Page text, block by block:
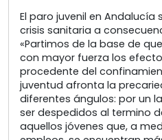
El paro juvenil en
crisis sanitaria a
«Partimos de la base de
con mayor fuerza los
procedente del
juventud afronta la
diferentes ángulos: por un
ser despedidos al termino
aquellos jóvenes que, a